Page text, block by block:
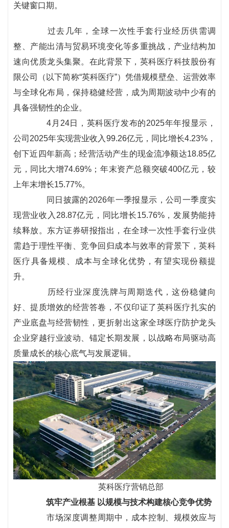
关键窗口期。
过去几年，全球一次性手套行业经历供需调
整、产能出清与贸易环境变化等多重挑战，产业结构加
速向优质龙头集聚。在此背景下，英科医疗科技股份有
限公司（以下简称“英科医疗”）凭借规模壁垒、运营效率
与全球化布局，保持稳健经营，成为周期波动中少有的
具备强韧性的企业。
4月24日，英科医疗发布的2025年年报显示，
公司2025年实现营业收入99.26亿元，同比增长4.23%，
创下近四年新高；经营活动产生的现金流净额达18.85亿
元，同比大增74.69%；年末资产总额突破400亿元，较
上年末增长15.77%。
同日披露的2026年一季报显示，公司一季度实
现营业收入28.87亿元，同比增长15.76%，发展势能持
续释放。东方证券研报指出，在全球一次性手套行业供
需趋于理性平衡、竞争回归成本与效率的背景下，英科
医疗具备规模、成本与全球化优势，有望实现份额提
升。
历经行业深度洗牌与周期迭代，这份稳健向
好、提质增效的经营答卷，不仅印证了英科医疗扎实的
产业底盘与经营韧性，更折射出这家全球医疗防护龙头
企业穿越行业波动、锚定长期发展，以战略布局驱动高
质量成长的核心底气与发展逻辑。
英科医疗营销总部
筑牢产业根基 以规模与技术构建核心竞争优势
市场深度调整周期中，成本控制、规模效应与